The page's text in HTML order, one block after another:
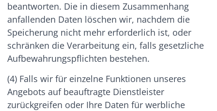
beantworten. Die in diesem Zusammenhang
anfallenden Daten löschen wir, nachdem die
Speicherung nicht mehr erforderlich ist, oder
schränken die Verarbeitung ein, falls gesetzliche
Aufbewahrungspflichten bestehen.
(4) Falls wir für einzelne Funktionen unseres
Angebots auf beauftragte Dienstleister
zurückgreifen oder Ihre Daten für werbliche